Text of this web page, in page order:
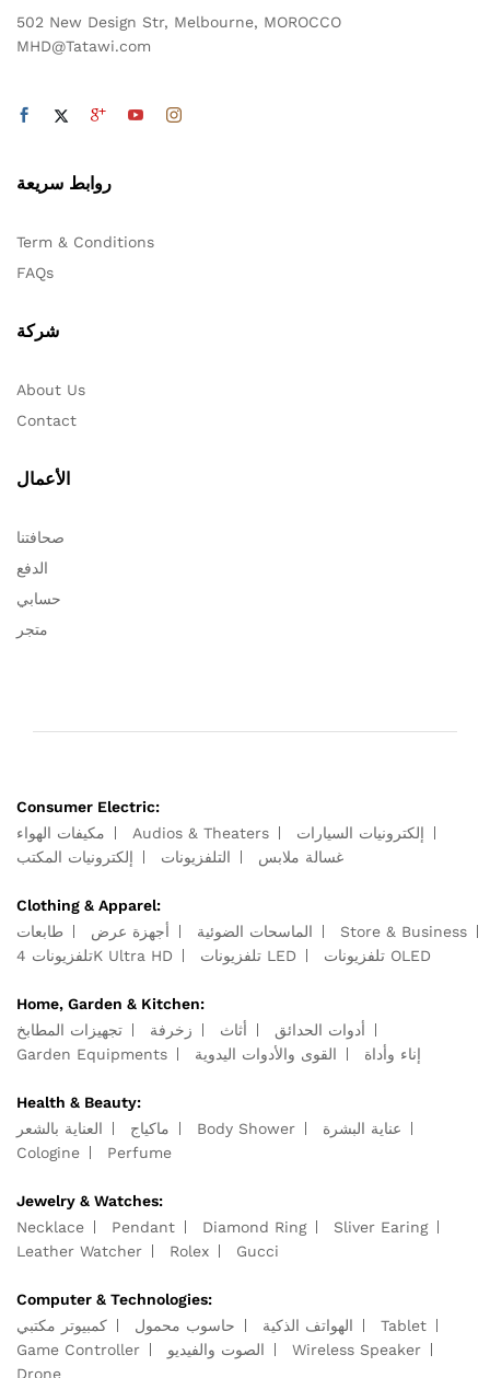
502 New Design Str, Melbourne, MOROCCO
MHD@Tatawi.com
روابط سريعة
Term & Conditions
FAQs
شركة
About Us
Contact
الأعمال
صحافتنا
الدفع
حسابي
متجر
Consumer Electric:
مكيفات الهواء
Audios & Theaters
إلكترونيات السيارات
إلكترونيات المكتب
التلفزيونات غسالة ملابس
Clothing & Apparel:
طابعات
أجهزة عرض الماسحات الضوئية
Store & Business
تلفزيونات 4K Ultra HD
تلفزيونات LED تلفزيونات OLED
Home, Garden & Kitchen:
تجهيزات المطابخ
زخرفة أثاث
أدوات الحدائق
Garden Equipments
القوى والأدوات اليدوية إناء وأداة
Health & Beauty:
العناية بالشعر
ماكياج Body Shower
عناية البشرة
Cologine
Perfume
Jewelry & Watches:
Necklace
Pendant Diamond Ring
Sliver Earing
Leather Watcher
Rolex Gucci
Computer & Technologies:
كمبيوتر مكتبي
حاسوب محمول الهواتف الذكية
Tablet
Game Controller
الصوت والفيديو
Wireless Speaker
Drone